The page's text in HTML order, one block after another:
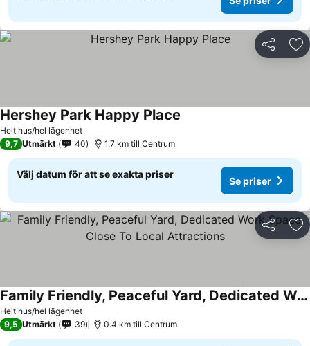
Dela
Helt hus/hel lägenhet
Hershey Park Happy Place
9,7 Utmärkt 40 1.7 km till Centrum
Välj datum för att se exakta priser
Se priser
Dela
Helt hus/hel lägenhet
Family Friendly, Peaceful Yard, Dedicated Work Space, Close To Local Attractions
9,5 Utmärkt 39 0.4 km till Centrum